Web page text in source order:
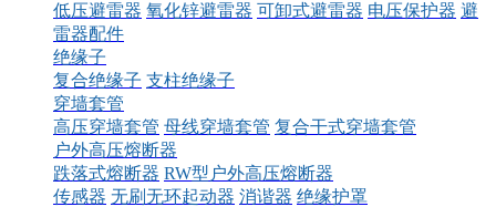
低压避雷器 氧化锌避雷器 可卸式避雷器 电压保护器 避
雷器配件
绝缘子
复合绝缘子 支柱绝缘子
穿墙套管
高压穿墙套管 母线穿墙套管 复合干式穿墙套管
户外高压熔断器
跌落式熔断器 RW型户外高压熔断器
传感器 无刷无环起动器 消谐器 绝缘护罩